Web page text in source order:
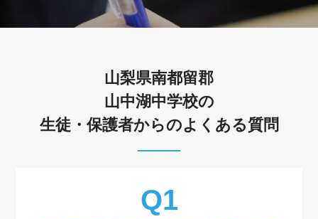
山梨県南都留郡
山中湖中学校の
生徒・保護者からのよくある質問